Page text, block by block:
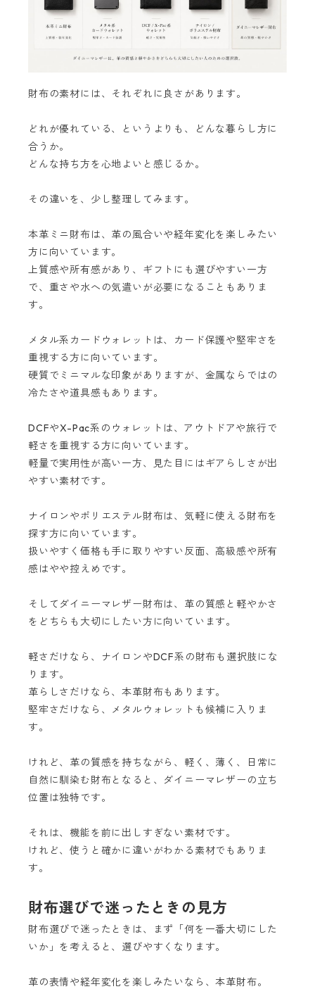
財布の素材には、それぞれに良さがあります。
どれが優れている、というよりも、どんな暮らし方に
合うか。
どんな持ち方を心地よいと感じるか。
その違いを、少し整理してみます。
本革ミニ財布は、革の風合いや経年変化を楽しみたい
方に向いています。
上質感や所有感があり、ギフトにも選びやすい一方
で、重さや水への気遣いが必要になることもありま
す。
メタル系カードウォレットは、カード保護や堅牢さを
重視する方に向いています。
硬質でミニマルな印象がありますが、金属ならではの
冷たさや道具感もあります。
DCFやX-Pac系のウォレットは、アウトドアや旅行で
軽さを重視する方に向いています。
軽量で実用性が高い一方、見た目にはギアらしさが出
やすい素材です。
ナイロンやポリエステル財布は、気軽に使える財布を
探す方に向いています。
扱いやすく価格も手に取りやすい反面、高級感や所有
感はやや控えめです。
そしてダイニーマレザー財布は、革の質感と軽やかさ
をどちらも大切にしたい方に向いています。
軽さだけなら、ナイロンやDCF系の財布も選択肢にな
ります。
革らしさだけなら、本革財布もあります。
堅牢さだけなら、メタルウォレットも候補に入りま
す。
けれど、革の質感を持ちながら、軽く、薄く、日常に
自然に馴染む財布となると、ダイニーマレザーの立ち
位置は独特です。
それは、機能を前に出しすぎない素材です。
けれど、使うと確かに違いがわかる素材でもありま
す。
財布選びで迷ったときの見方
財布選びで迷ったときは、まず「何を一番大切にした
いか」を考えると、選びやすくなります。
革の表情や経年変化を楽しみたいなら、本革財布。